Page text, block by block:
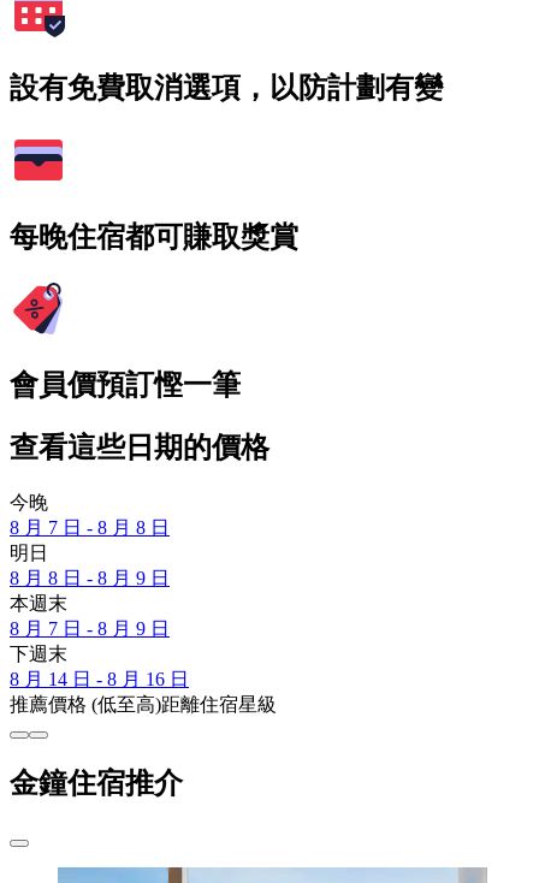
設有免費取消選項，以防計劃有變
每晚住宿都可賺取獎賞
會員價預訂慳一筆
查看這些日期的價格
今晚
8 月 7 日 - 8 月 8 日
明日
8 月 8 日 - 8 月 9 日
本週末
8 月 7 日 - 8 月 9 日
下週末
8 月 14 日 - 8 月 16 日
推薦價格 (低至高)距離住宿星級
金鐘住宿推介